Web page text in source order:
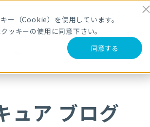
ー（Cookie）を使用しています。
ッキーの使用に同意下さい。
同意する
メールマガジン登録
導入事例 セミナー ブログ
ュア ブログ